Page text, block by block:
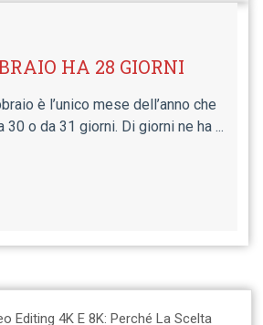
HA 28 GIORNI
è l’unico mese dell’anno che
o da 31 giorni. Di giorni ne ha ...
Editing 4K E 8K: Perché La Scelta